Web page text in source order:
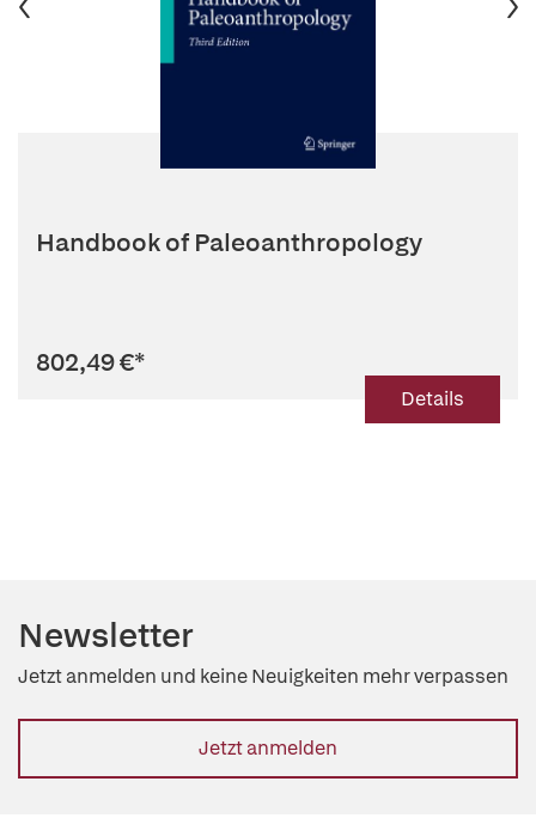
Handbook of Paleoanthropology
802,49 €*
Details
Newsletter
Jetzt anmelden und keine Neuigkeiten mehr verpassen
Jetzt anmelden